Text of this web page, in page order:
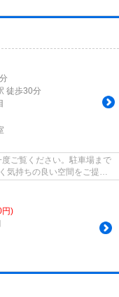
徒歩30分
ご覧ください。駐車場まで
気持ちの良い空間をご提供
円)